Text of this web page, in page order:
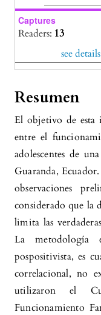
Captures
Readers: 13
see details
Resumen
El objetivo de esta
entre el
adolescentes de
Guaranda,
observaciones
considerado que la
limita las
La metodología
pospositivista, es
correlacional, no
utilizaron el
Funcionamiento